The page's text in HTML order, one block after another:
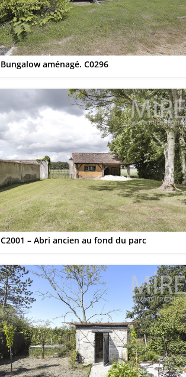
Bungalow aménagé. C0296
C2001 – Abri ancien au fond du parc